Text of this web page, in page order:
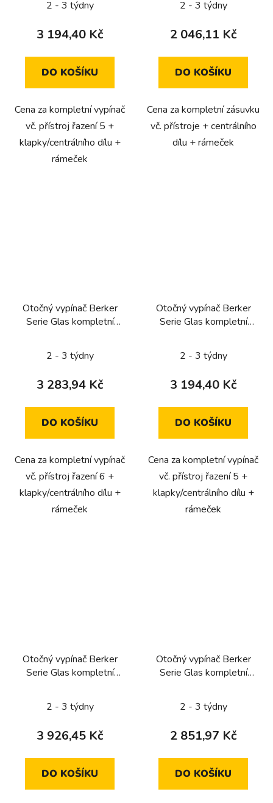
2 - 3 týdny
3 194,40 Kč
DO KOŠÍKU
Cena za kompletní vypínač
vč. přístroj řazení 5 +
klapky/centrálního dílu +
rámeček
2 - 3 týdny
2 046,11 Kč
DO KOŠÍKU
Cena za kompletní zásuvku
vč. přístroje + centrálního
dílu + rámeček
Otočný vypínač Berker
Serie Glas kompletní
2 - 3 týdny
3 283,94 Kč
DO KOŠÍKU
Cena za kompletní vypínač
vč. přístroj řazení 6 +
klapky/centrálního dílu +
rámeček
Otočný vypínač Berker
Serie Glas kompletní
2 - 3 týdny
3 194,40 Kč
DO KOŠÍKU
Cena za kompletní vypínač
vč. přístroj řazení 5 +
klapky/centrálního dílu +
rámeček
Otočný vypínač Berker
Serie Glas kompletní
2 - 3 týdny
3 926,45 Kč
DO KOŠÍKU
Otočný vypínač Berker
Serie Glas kompletní
2 - 3 týdny
2 851,97 Kč
DO KOŠÍKU